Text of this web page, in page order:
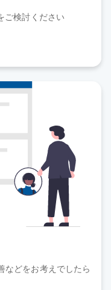
ご検討ください
などをお考えでしたら